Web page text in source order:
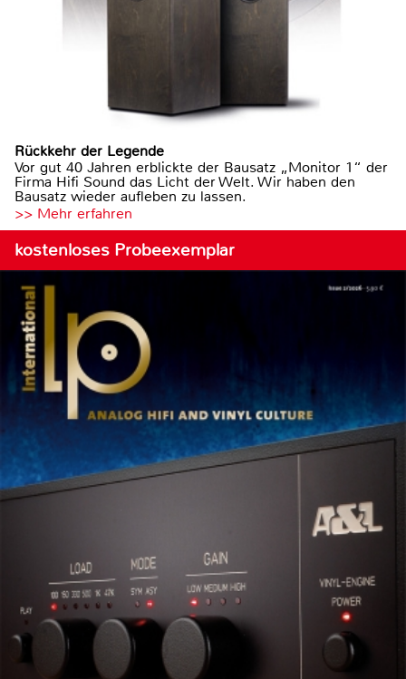
Rückkehr der Legende
Vor gut 40 Jahren erblickte der Bausatz „Monitor 1“ der
Firma Hifi Sound das Licht der Welt. Wir haben den
Bausatz wieder aufleben zu lassen.
>> Mehr erfahren
kostenloses Probeexemplar